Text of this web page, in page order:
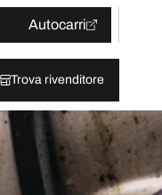
Autocarri
Trova rivenditore